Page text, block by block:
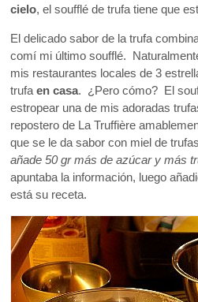
cielo, el soufflé de trufa tiene que
El delicado sabor de la trufa
comí mi último soufflé.
mis restaurantes locales de 3
trufa en casa. ¿Pero cómo? El
estropear una de mis adoradas
repostero de La Truffière
que se le da sabor con miel de
añade 50 gr más de azúcar y más
apuntaba la información, luego
está su receta.